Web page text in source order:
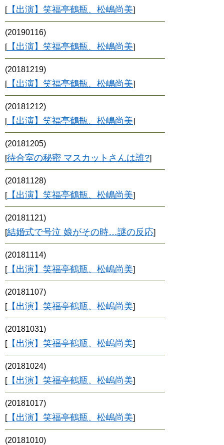
[【出演】笑福亭鶴瓶、松嶋尚美]
(20190116)
[【出演】笑福亭鶴瓶、松嶋尚美]
(20181219)
[【出演】笑福亭鶴瓶、松嶋尚美]
(20181212)
[【出演】笑福亭鶴瓶、松嶋尚美]
(20181205)
[待合室の秘密 マスカットさんは誰?]
(20181128)
[【出演】笑福亭鶴瓶、松嶋尚美]
(20181121)
[結婚式で号泣 娘がその時…謎の反応]
(20181114)
[【出演】笑福亭鶴瓶、松嶋尚美]
(20181107)
[【出演】笑福亭鶴瓶、松嶋尚美]
(20181031)
[【出演】笑福亭鶴瓶、松嶋尚美]
(20181024)
[【出演】笑福亭鶴瓶、松嶋尚美]
(20181017)
[【出演】笑福亭鶴瓶、松嶋尚美]
(20181010)